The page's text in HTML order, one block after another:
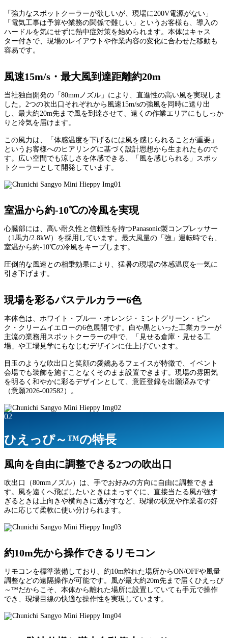
「強力なスポットクーラーが欲しいが、現場に200V電源がない」
「電気工事は予算や業務の関係で難しい」というお客様も、導入の
ハードルを気にせずに熱中症対策を始められます。本体はキャス
ター付きで、現場のレイアウトや作業内容の変化に合わせた移動も
容易です。
風速15m/s・最大風到達距離約20m
当社独自開発の「80mmノズル」により、直進性の高い風を実現しま
した。2つの吹出口それぞれから風速15m/sの強風を同時に送り出
し、最大約20m先まで風を到達させて、遠くの作業エリアにもしっか
りと冷気を届けます。
この風力は、「体感温度を下げるには風を感じられることが重要」
というお客様へのヒアリングに基づく設計思想から生まれたもので
す。広い空間でも涼しさを体感できる、「風を感じられる」スポッ
トクーラーとして開発しています。
室温から約-10℃の冷風を実現
心臓部には、高い耐久性と信頼性を持つPanasonic製コンプレッサー
（1馬力/2.8kW）を採用しています。最大風量の「強」運転時でも、
室温から約-10℃の冷風をキープします。
圧倒的な風速との相乗効果により、猛暑の現場の体感温度を一気に
引き下げます。
現場を彩るパステルカラー6色
本体色は、ホワイト・ブルー・オレンジ・ミントグリーン・ピン
ク・クリームイエローの6色展開です。白や黒といった工業カラーが
主流の業務用スポットクーラーの中で、「見せる倉庫・見せる工
場」や工場見学にもなじむデザインに仕上げています。
目玉のような吹出口と笑顔の愛嬌あるフェイスが特徴で、イベント
会場でも装飾を施すことなくそのまま設置できます。現場の雰囲気
を明るく和やかに彩るデザインとして、意匠登録を出願済みです
（意願2026-002582）。
02
ひえっぴ～™の特長
風向を自由に調整できる2つの吹出口
吹出口（80mmノズル）は、手でお好みの方向に自由に調整できま
す。風を遠くへ飛ばしたいときはまっすぐに、直接当たる風が強す
ぎるときは上向きや横向きに逃がすなど、現場の状況や作業者の好
みに応じて柔軟に使い分けられます。
約10m先から操作できるリモコン
リモコンを標準装備しており、約10m離れた場所からON/OFFや風量
調整などの遠隔操作が可能です。風が最大約20m先まで届くひえっぴ
～™だからこそ、本体から離れた場所に設置していても手元で操作
でき、現場目線の快適な操作性を実現しています。